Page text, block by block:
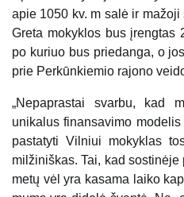
apie 1050 kv. m salė ir
Greta mokyklos bus įrengtas
po kuriuo bus priedanga, o
prie Perkūnkiemio rajono
„Nepaprastai svarbu, kad
unikalus finansavimo
pastatyti Vilniui mokyklas
milžiniškas. Tai, kad
metų vėl yra kasama laiko